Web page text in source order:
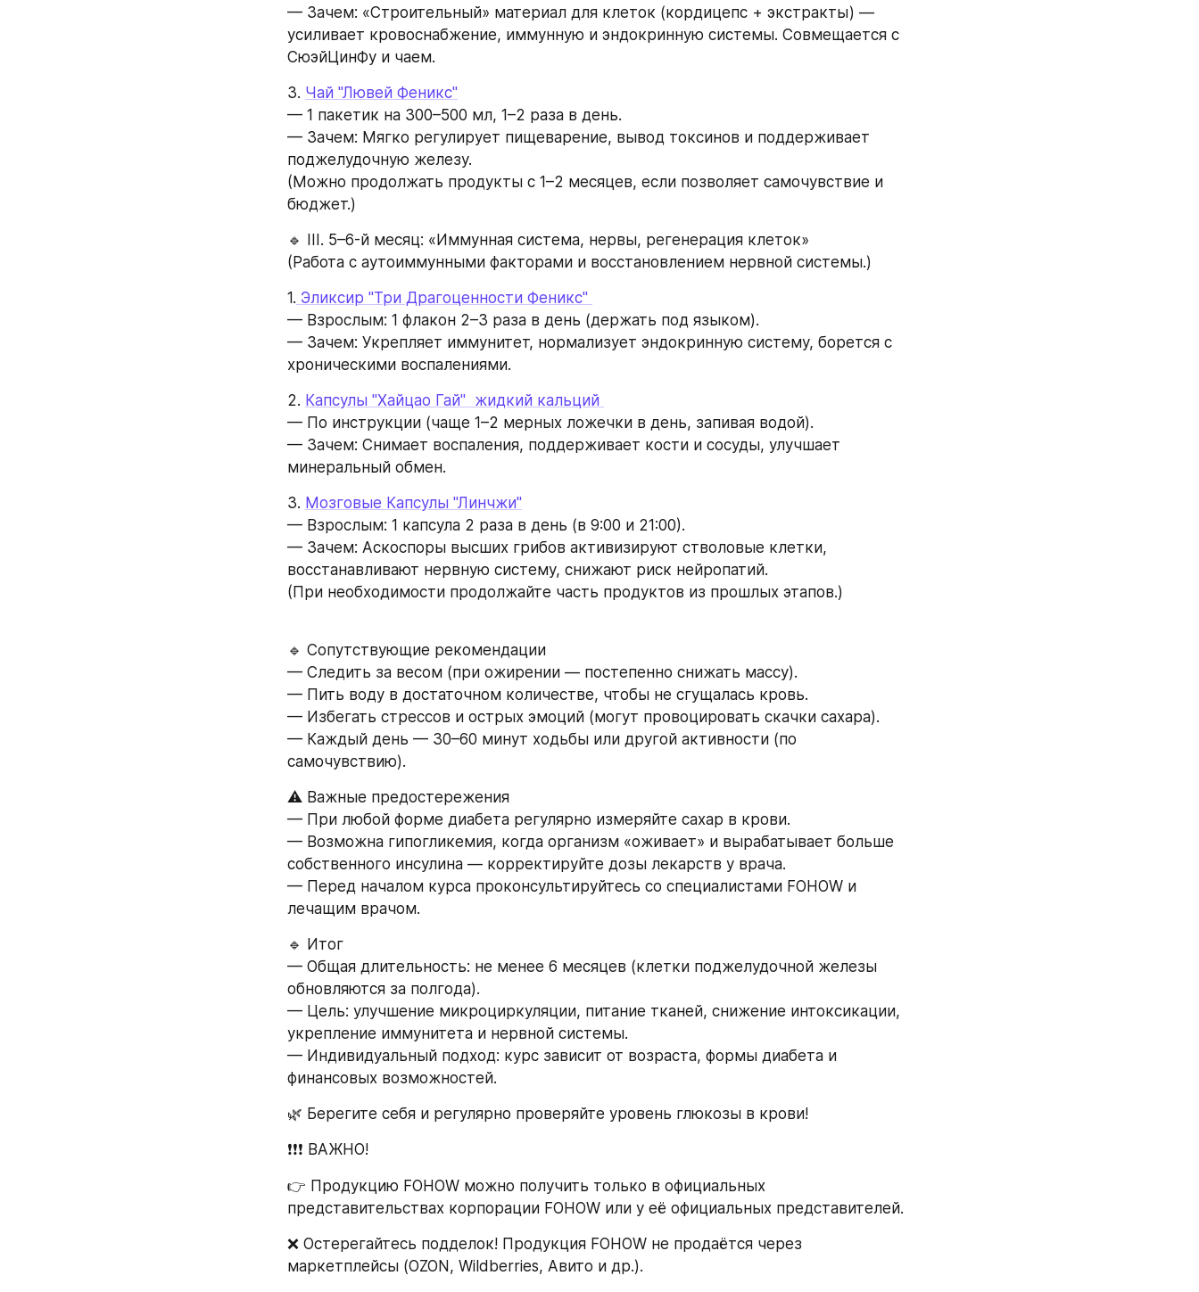
— Зачем: «Строительный» материал для клеток (кордицепс + экстракты) —
усиливает кровоснабжение, иммунную и эндокринную системы. Совмещается с
СюэйЦинФу и чаем.
3. Чай "Лювей Феникс"
— 1 пакетик на 300–500 мл, 1–2 раза в день.
— Зачем: Мягко регулирует пищеварение, вывод токсинов и поддерживает
поджелудочную железу.
(Можно продолжать продукты с 1–2 месяцев, если позволяет самочувствие и
бюджет.)
🔹 III. 5–6-й месяц: «Иммунная система, нервы, регенерация клеток»
(Работа с аутоиммунными факторами и восстановлением нервной системы.)
1. Эликсир "Три Драгоценности Феникс"
— Взрослым: 1 флакон 2–3 раза в день (держать под языком).
— Зачем: Укрепляет иммунитет, нормализует эндокринную систему, борется с
хроническими воспалениями.
2. Капсулы "Хайцао Гай"  жидкий кальций
— По инструкции (чаще 1–2 мерных ложечки в день, запивая водой).
— Зачем: Снимает воспаления, поддерживает кости и сосуды, улучшает
минеральный обмен.
3. Мозговые Капсулы "Линчжи"
— Взрослым: 1 капсула 2 раза в день (в 9:00 и 21:00).
— Зачем: Аскоспоры высших грибов активизируют стволовые клетки,
восстанавливают нервную систему, снижают риск нейропатий.
(При необходимости продолжайте часть продуктов из прошлых этапов.)
🔹 Сопутствующие рекомендации
— Следить за весом (при ожирении — постепенно снижать массу).
— Пить воду в достаточном количестве, чтобы не сгущалась кровь.
— Избегать стрессов и острых эмоций (могут провоцировать скачки сахара).
— Каждый день — 30–60 минут ходьбы или другой активности (по
самочувствию).
⚠️ Важные предостережения
— При любой форме диабета регулярно измеряйте сахар в крови.
— Возможна гипогликемия, когда организм «оживает» и вырабатывает больше
собственного инсулина — корректируйте дозы лекарств у врача.
— Перед началом курса проконсультируйтесь со специалистами FOHOW и
лечащим врачом.
🔹 Итог
— Общая длительность: не менее 6 месяцев (клетки поджелудочной железы
обновляются за полгода).
— Цель: улучшение микроциркуляции, питание тканей, снижение интоксикации,
укрепление иммунитета и нервной системы.
— Индивидуальный подход: курс зависит от возраста, формы диабета и
финансовых возможностей.
🌿 Берегите себя и регулярно проверяйте уровень глюкозы в крови!
❗❗❗ ВАЖНО!
👉 Продукцию FOHOW можно получить только в официальных
представительствах корпорации FOHOW или у её официальных представителей.
❌ Остерегайтесь подделок! Продукция FOHOW не продаётся через
маркетплейсы (OZON, Wildberries, Авито и др.).